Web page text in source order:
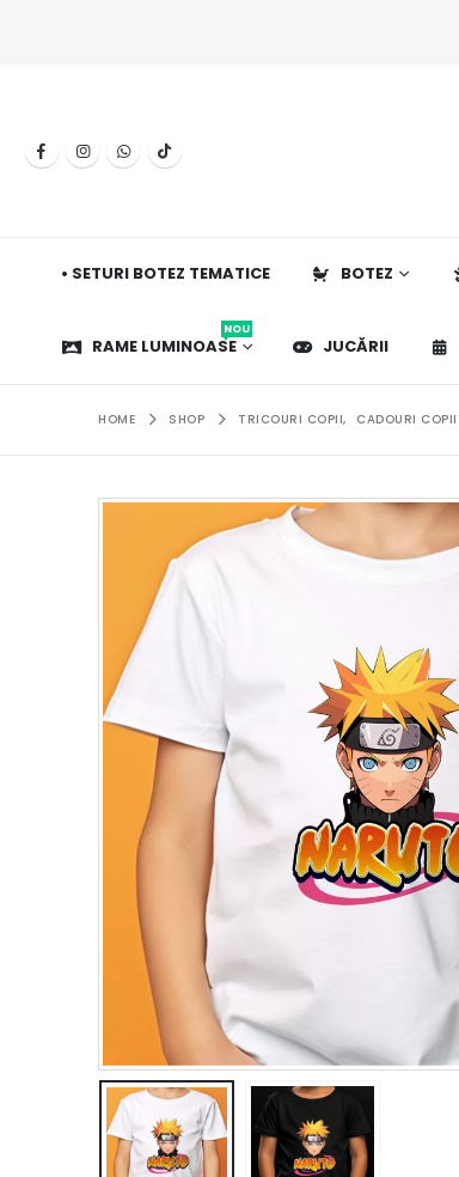
• SETURI BOTEZ TEMATICE BOTEZ
RAME LUMINOASE
NOU
JUCĂRII
HOME SHOP TRICOURI COPII, CADOURI COPII